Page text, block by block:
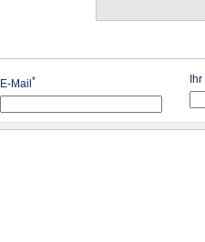
E-Mail* Ihr